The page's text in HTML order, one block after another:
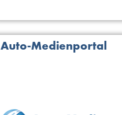
Auto-Medienportal